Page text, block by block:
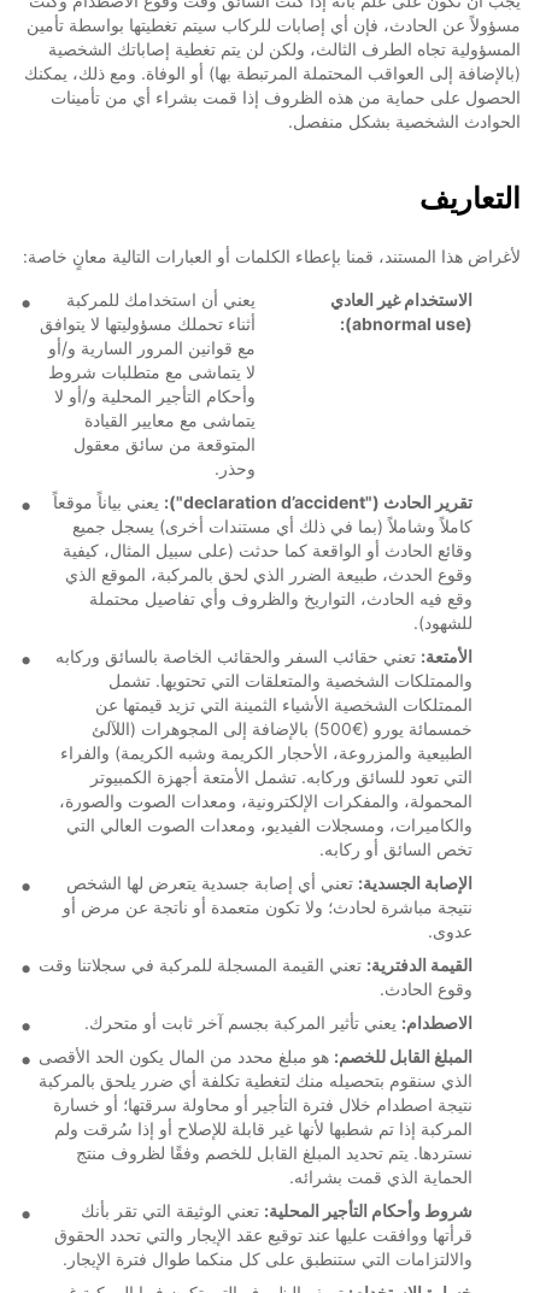
مسؤولاً عن الحادث، فإن أي إصابات للركاب سيتم تغطيتها بواسطة تأمين
المسؤولية تجاه الطرف الثالث، ولكن لن يتم تغطية إصاباتك الشخصية
(بالإضافة إلى العواقب المحتملة المرتبطة بها) أو الوفاة. ومع ذلك، يمكنك
الحصول على حماية من هذه الظروف إذا قمت بشراء أي من تأمينات
الحوادث الشخصية بشكل منفصل.
التعاريف
لأغراض هذا المستند، قمنا بإعطاء الكلمات أو العبارات التالية معانٍ خاصة:
الاستخدام غير العادي
(abnormal use):
يعني أن استخدامك للمركبة
أثناء تحملك مسؤوليتها لا يتوافق
مع قوانين المرور السارية و/أو
لا يتماشى مع متطلبات شروط
وأحكام التأجير المحلية و/أو لا
يتماشى مع معايير القيادة
المتوقعة من سائق معقول
وحذر.
تقرير الحادث ("declaration d’accident"):
يعني بياناً موقعاً
كاملاً وشاملاً (بما في ذلك أي مستندات أخرى) يسجل جميع
وقائع الحادث أو الواقعة كما حدثت (على سبيل المثال، كيفية
وقوع الحدث، طبيعة الضرر الذي لحق بالمركبة، الموقع الذي
وقع فيه الحادث، التواريخ والظروف وأي تفاصيل محتملة
للشهود).
الأمتعة: تعني حقائب السفر والحقائب الخاصة بالسائق وركابه
والممتلكات الشخصية والمتعلقات التي تحتويها. تشمل
الممتلكات الشخصية الأشياء الثمينة التي تزيد قيمتها عن
خمسمائة يورو (€500) بالإضافة إلى المجوهرات (اللآلئ
الطبيعية والمزروعة، الأحجار الكريمة وشبه الكريمة) والفراء
التي تعود للسائق وركابه. تشمل الأمتعة أجهزة الكمبيوتر
المحمولة، والمفكرات الإلكترونية، ومعدات الصوت والصورة،
والكاميرات، ومسجلات الفيديو، ومعدات الصوت العالي التي
تخص السائق أو ركابه.
الإصابة الجسدية: تعني أي إصابة جسدية يتعرض لها الشخص
نتيجة مباشرة لحادث؛ ولا تكون متعمدة أو ناتجة عن مرض أو
عدوى.
القيمة الدفترية: تعني القيمة المسجلة للمركبة في سجلاتنا وقت
وقوع الحادث.
الاصطدام: يعني تأثير المركبة بجسم آخر ثابت أو متحرك.
المبلغ القابل للخصم: هو مبلغ محدد من المال يكون الحد الأقصى
الذي سنقوم بتحصيله منك لتغطية تكلفة أي ضرر يلحق بالمركبة
نتيجة اصطدام خلال فترة التأجير أو محاولة سرقتها؛ أو خسارة
المركبة إذا تم شطبها لأنها غير قابلة للإصلاح أو إذا سُرقت ولم
نستردها. يتم تحديد المبلغ القابل للخصم وفقًا لظروف منتج
الحماية الذي قمت بشرائه.
شروط وأحكام التأجير المحلية: تعني الوثيقة التي تقر بأنك
قرأتها ووافقت عليها عند توقيع عقد الإيجار والتي تحدد الحقوق
والالتزامات التي ستنطبق على كل منكما طوال فترة الإيجار.